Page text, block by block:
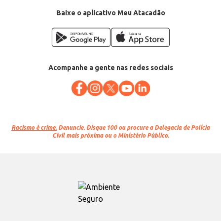
Baixe o aplicativo Meu Atacadão
Acompanhe a gente nas redes sociais
Racismo é crime. Denuncie. Disque 100 ou procure a Delegacia de Polícia
Civil mais próxima ou o Ministério Público.